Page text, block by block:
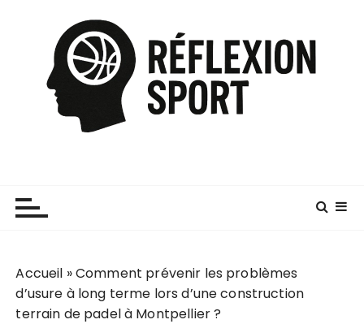
Accueil »Comment prévenir les problèmes
d’usure à long terme lors d’une construction
terrain de padel à Montpellier ?